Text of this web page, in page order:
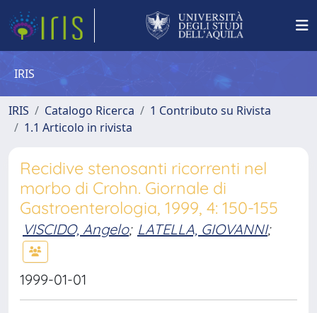
IRIS
IRIS Catalogo Ricerca
1 Contributo su Rivista
1.1 Articolo in rivista
Recidive stenosanti ricorrenti nel
morbo di Crohn. Giornale di
Gastroenterologia, 1999, 4: 150-155
VISCIDO, Angelo; LATELLA, GIOVANNI;
1999-01-01